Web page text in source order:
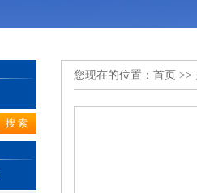
您现在的位置： 首页 >>